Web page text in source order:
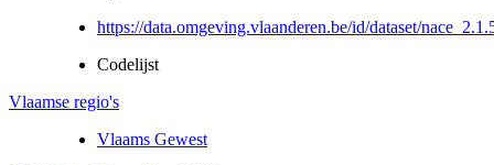
https://data.omgeving.vlaanderen.be/id/dataset/
Codelijst
Vlaamse regio's
Vlaams Gewest